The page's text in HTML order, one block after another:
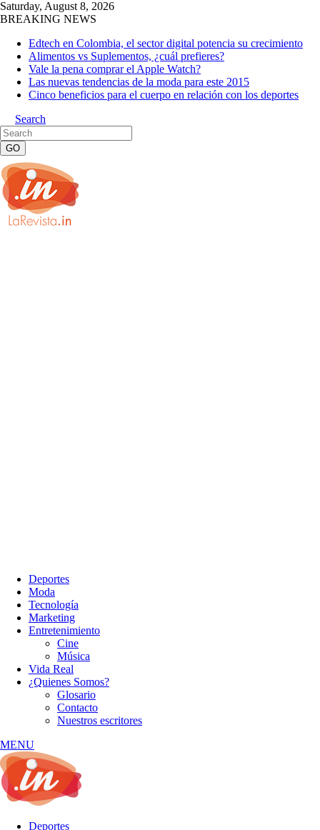
Saturday, August 8, 2026
BREAKING NEWS
Edtech en Colombia, el sector digital potencia su crecimiento
Alimentos vs Suplementos, ¿cuál prefieres?
Vale la pena comprar el Apple Watch?
Las nuevas tendencias de la moda para este 2015
Cinco beneficios para el cuerpo en relación con los deportes
Search
Deportes
Moda
Tecnología
Marketing
Entretenimiento
Cine
Música
Vida Real
¿Quienes Somos?
Glosario
Contacto
Nuestros escritores
MENU
Deportes